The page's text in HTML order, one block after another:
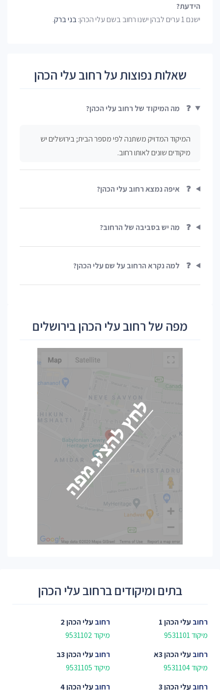
הידעת?
ישנם 1 ערים לבהן ישנו רחוב בשם עלי הכהן:
בני ברק.
שאלות נפוצות על רחוב עלי הכהן
❓ מה המיקוד של רחוב עלי הכהן?
המיקוד המדויק משתנה לפי מספר הבית; בירושלים יש
מיקודים שונים לאותו רחוב.
❓ איפה נמצא רחוב עלי הכהן?
❓ מה יש בסביבה של הרחוב?
❓ למה נקרא הרחוב על שם עלי הכהן?
מפה של רחוב עלי הכהן בירושלים
בתים ומיקודים ברחוב עלי הכהן
רחובעלי הכהן 1
מיקוד 9531101
רחובעלי הכהן 2
מיקוד 9531102
רחובעלי הכהן 3א
מיקוד 9531104
רחובעלי הכהן 3ב
מיקוד 9531105
רחובעלי הכהן 3 רחובעלי הכהן 4